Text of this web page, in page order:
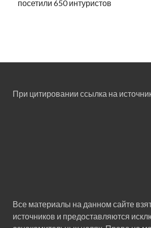
посетили 650 интуристов
При цитировании ссылка на
Все материалы на данном сайте
источников и предоставляются